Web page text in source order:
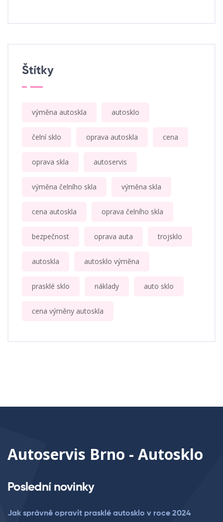
Štítky
výměna autoskla autosklo
čelní sklo oprava autoskla cena
oprava skla autoservis
výměna čelního skla výměna skla
cena autoskla oprava čelního skla
bezpečnost oprava auta trojsklo
autoskla autosklo výměna
prasklé sklo náklady auto sklo
cena výměny autoskla
Autoservis Brno - Autosklo
Poslední novinky
Jak správně opravit prasklé autosklo v roce 2024